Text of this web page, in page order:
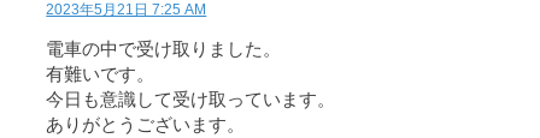
2023年5月21日 7:25 AM
電車の中で受け取りました。
有難いです。
今日も意識して受け取っています。
ありがとうございます。